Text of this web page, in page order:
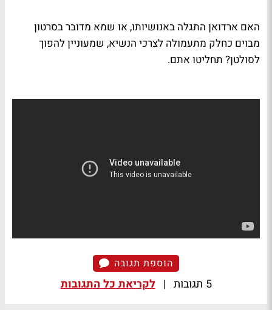
האם ארדואן התגלה באנושיותו, או שמא מדובר בסרטון
מבוים כחלק מתעמולה לצרכי הנשיא, שמעוניין להפוך
לסולטן? תחליטו אתם.
הוספת תגובה
5 תגובות | לקריאת כל התגובות